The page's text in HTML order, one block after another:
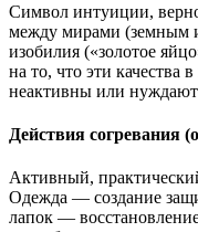
Символ интуиции,
между мирами (земным
изобилия («золотое
на то, что эти качества
неактивны или
Действия согревания
Активный,
Одежда — создание
лапок —